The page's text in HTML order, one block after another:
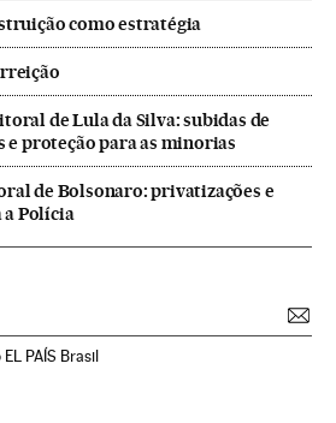
como estratégia
de Lula da Silva: subidas de
e proteção para as minorias
de Bolsonaro: privatizações e
Polícia
PAÍS Brasil